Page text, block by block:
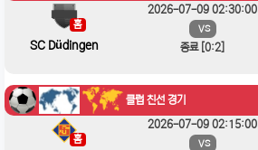
홈
SC Düdingen
2026-07-09 02:30:00
VS
종료 [0:2]
클럽 친선 경기
홈
2026-07-09 02:15:00
VS